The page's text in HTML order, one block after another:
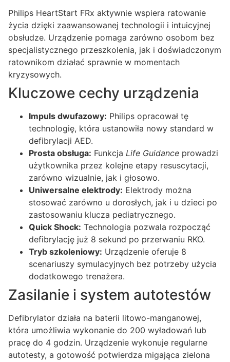
Philips HeartStart FRx aktywnie wspiera ratowanie
życia dzięki zaawansowanej technologii i intuicyjnej
obsłudze. Urządzenie pomaga zarówno osobom bez
specjalistycznego przeszkolenia, jak i doświadczonym
ratownikom działać sprawnie w momentach
kryzysowych.
Kluczowe cechy urządzenia
Impuls dwufazowy: Philips opracował tę
technologię, która ustanowiła nowy standard w
defibrylacji AED.
Prosta obsługa: Funkcja Life Guidance prowadzi
użytkownika przez kolejne etapy resuscytacji,
zarówno wizualnie, jak i głosowo.
Uniwersalne elektrody: Elektrody można
stosować zarówno u dorosłych, jak i u dzieci po
zastosowaniu klucza pediatrycznego.
Quick Shock: Technologia pozwala rozpocząć
defibrylację już 8 sekund po przerwaniu RKO.
Tryb szkoleniowy: Urządzenie oferuje 8
scenariuszy symulacyjnych bez potrzeby użycia
dodatkowego trenażera.
Zasilanie i system autotestów
Defibrylator działa na baterii litowo-manganowej,
która umożliwia wykonanie do 200 wyładowań lub
pracę do 4 godzin. Urządzenie wykonuje regularne
autotesty, a gotowość potwierdza migająca zielona